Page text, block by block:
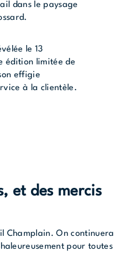
dans le paysage
le 13
édition limitée de
effigie
à la clientèle.
et des mercis
Champlain. On continuera
pour toutes